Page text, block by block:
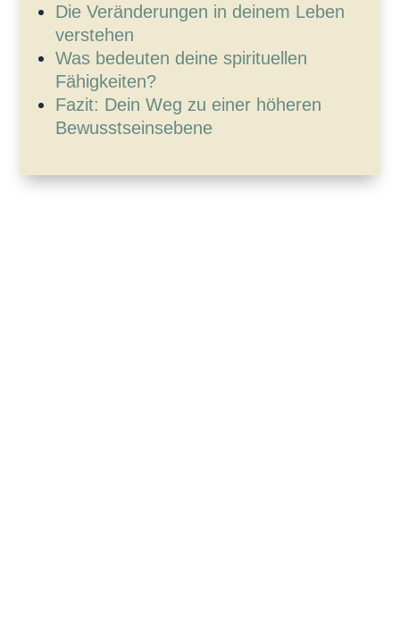
Die Veränderungen in deinem Leben
verstehen
Was bedeuten deine spirituellen
Fähigkeiten?
Fazit: Dein Weg zu einer höheren
Bewusstseinsebene